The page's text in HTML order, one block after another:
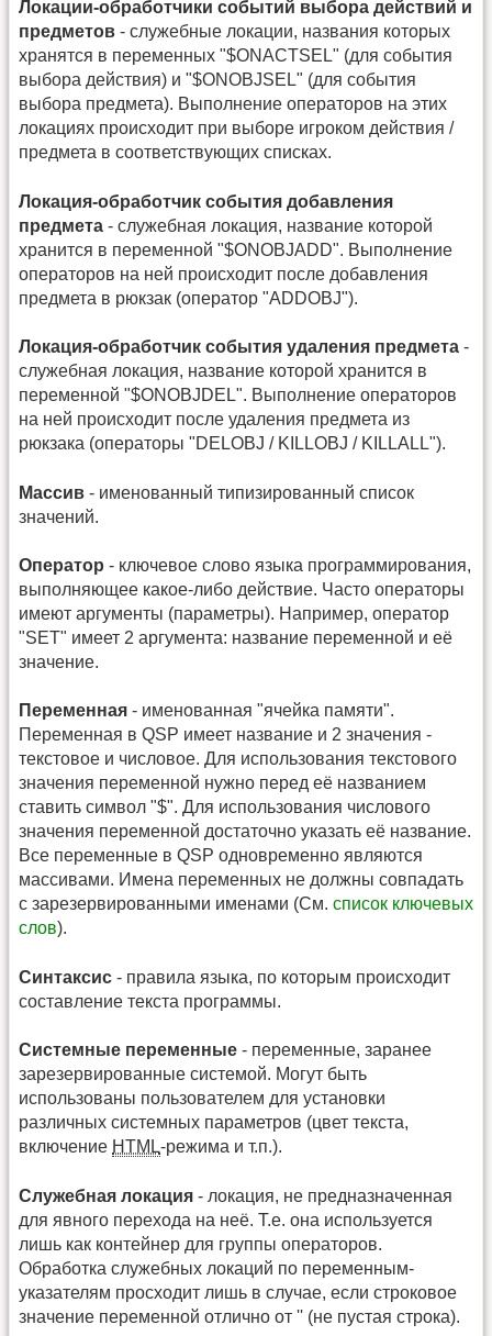
Локации-обработчики событий выбора действий и
предметов - служебные локации, названия которых
хранятся в переменных "$ONACTSEL" (для события
выбора действия) и "$ONOBJSEL" (для события
выбора предмета). Выполнение операторов на этих
локациях происходит при выборе игроком действия /
предмета в соответствующих списках.
Локация-обработчик события добавления
предмета - служебная локация, название которой
хранится в переменной "$ONOBJADD". Выполнение
операторов на ней происходит после добавления
предмета в рюкзак (оператор "ADDOBJ").
Локация-обработчик события удаления предмета -
служебная локация, название которой хранится в
переменной "$ONOBJDEL". Выполнение операторов
на ней происходит после удаления предмета из
рюкзака (операторы "DELOBJ / KILLOBJ / KILLALL").
Массив - именованный типизированный список
значений.
Оператор - ключевое слово языка программирования,
выполняющее какое-либо действие. Часто операторы
имеют аргументы (параметры). Например, оператор
"SET" имеет 2 аргумента: название переменной и её
значение.
Переменная - именованная "ячейка памяти".
Переменная в QSP имеет название и 2 значения -
текстовое и числовое. Для использования текстового
значения переменной нужно перед её названием
ставить символ "$". Для использования числового
значения переменной достаточно указать её название.
Все переменные в QSP одновременно являются
массивами. Имена переменных не должны совпадать
с зарезервированными именами (См. список ключевых
слов).
Синтаксис - правила языка, по которым происходит
составление текста программы.
Системные переменные - переменные, заранее
зарезервированные системой. Могут быть
использованы пользователем для установки
различных системных параметров (цвет текста,
включение HTML-режима и т.п.).
Служебная локация - локация, не предназначенная
для явного перехода на неё. Т.е. она используется
лишь как контейнер для группы операторов.
Обработка служебных локаций по переменным-
указателям просходит лишь в случае, если строковое
значение переменной отлично от '' (не пустая строка).